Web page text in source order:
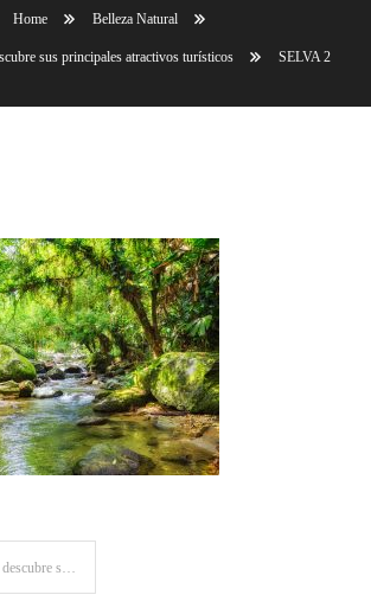
Home Belleza Natural
sus principales atractivos turísticos SELVA 2
atractivos turísticos